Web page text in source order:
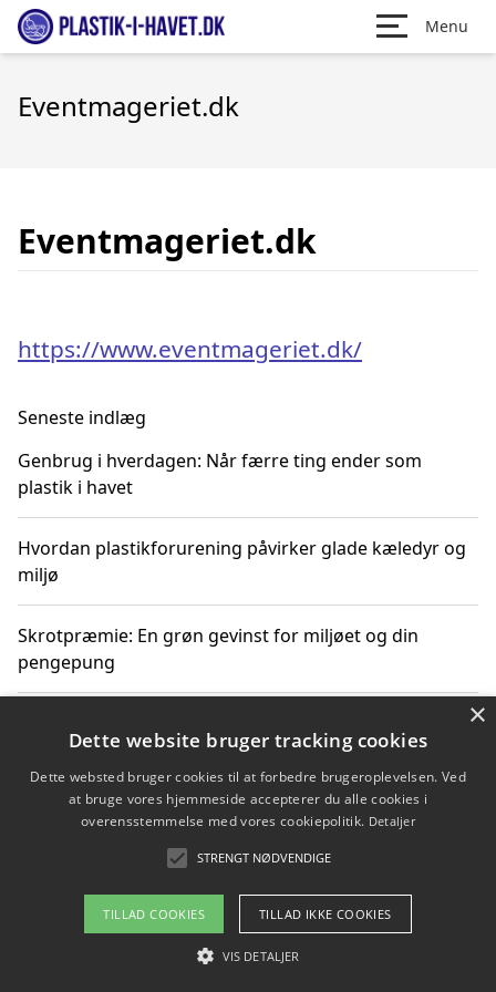
Menu
Eventmageriet.dk
Eventmageriet.dk
https://www.eventmageriet.dk/
Seneste indlæg
Genbrug i hverdagen: Når færre ting ender som
plastik i havet
Hvordan plastikforurening påvirker glade kæledyr og
miljø
Skrotpræmie: En grøn gevinst for miljøet og din
pengepung
Hvordan blåfade med rist kan hjælpe med at reducere
plastik i havet
Spil kasinospil på et troværdigt online casino: Din
guide til sikker og sjov underholdning
Copyright 2026 - Pilanto Aps
Om / kontakt
×
Dette website bruger tracking cookies
Dette websted bruger cookies til at forbedre brugeroplevelsen. Ved
at bruge vores hjemmeside accepterer du alle cookies i
overensstemmelse med vores cookiepolitik. Detaljer
STRENGT NØDVENDIGE
TILLAD COOKIES TILLAD IKKE COOKIES
VIS DETALJER